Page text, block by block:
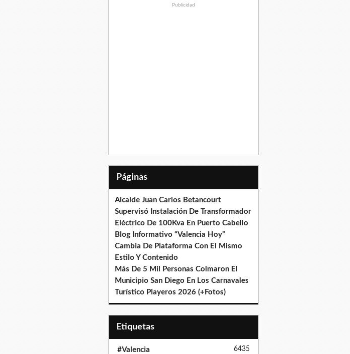
Publicidad
Páginas
Alcalde Juan Carlos Betancourt
Supervisó Instalación De Transformador
Eléctrico De 100Kva En Puerto Cabello
Blog Informativo “Valencia Hoy”
Cambia De Plataforma Con El Mismo
Estilo Y Contenido
Más De 5 Mil Personas Colmaron El
Municipio San Diego En Los Carnavales
Turístico Playeros 2026 (+Fotos)
Etiquetas
#Valencia 6435